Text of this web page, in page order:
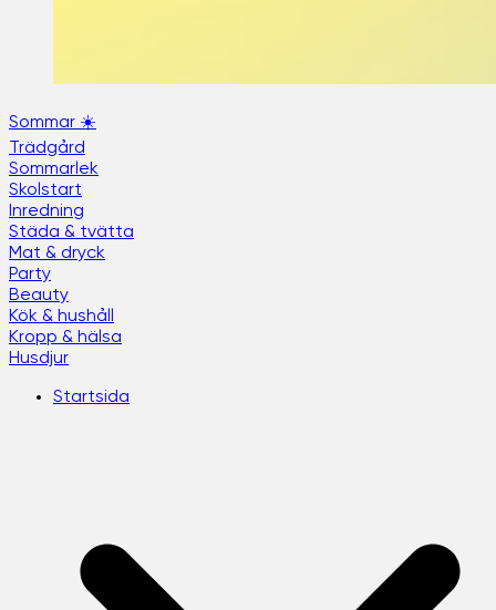
Sommar ☀️
Trädgård
Sommarlek
Skolstart
Inredning
Städa & tvätta
Mat & dryck
Party
Beauty
Kök & hushåll
Kropp & hälsa
Husdjur
Startsida